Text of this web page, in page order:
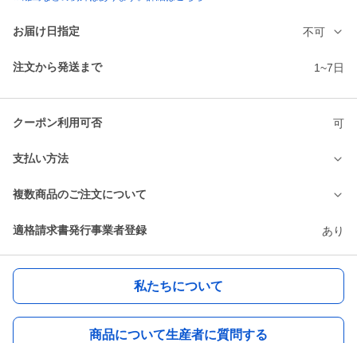
お届け日指定 不可
注文から発送まで 1~7日
クーポン利用可否 可
支払い方法
複数商品のご注文について
適格請求書発行事業者登録 あり
私たちについて
商品について生産者に質問する